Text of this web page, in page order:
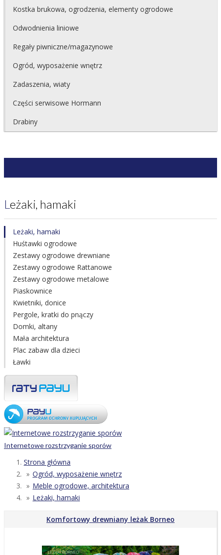
Kostka brukowa, ogrodzenia, elementy ogrodowe
Odwodnienia liniowe
Regały piwniczne/magazynowe
Ogród, wyposażenie wnętrz
Zadaszenia, wiaty
Części serwisowe Hormann
Drabiny
Leżaki, hamaki
Leżaki, hamaki
Huśtawki ogrodowe
Zestawy ogrodowe drewniane
Zestawy ogrodowe Rattanowe
Zestawy ogrodowe metalowe
Piaskownice
Kwietniki, donice
Pergole, kratki do pnączy
Domki, altany
Mała architektura
Plac zabaw dla dzieci
Ławki
Internetowe rozstrzyganie sporów
Strona główna
Ogród, wyposażenie wnętrz
Meble ogrodowe, architektura
Leżaki, hamaki
Komfortowy drewniany leżak Borneo